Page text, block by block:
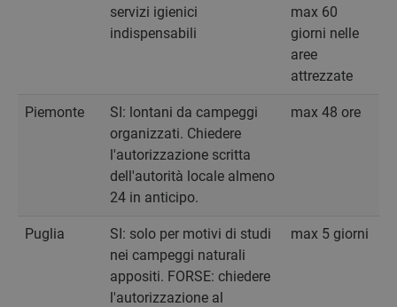
servizi igienici
indispensabili
max 60
giorni nelle
aree
attrezzate
Piemonte
SI: lontani da campeggi
organizzati. Chiedere
l'autorizzazione scritta
dell'autorità locale almeno
24 in anticipo.
max 48 ore
Puglia
SI: solo per motivi di studi
nei campeggi naturali
appositi. FORSE: chiedere
l'autorizzazione al
max 5 giorni